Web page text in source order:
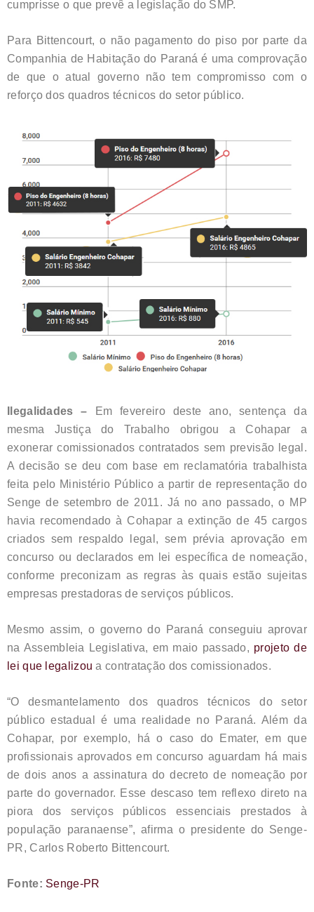
cumprisse o que prevê a legislação do SMP.
Para Bittencourt, o não pagamento do piso por parte da
Companhia de Habitação do Paraná é uma comprovação
de que o atual governo não tem compromisso com o
reforço dos quadros técnicos do setor público.
Ilegalidades – Em fevereiro deste ano, sentença da
mesma Justiça do Trabalho obrigou a Cohapar a
exonerar comissionados contratados sem previsão legal.
A decisão se deu com base em reclamatória trabalhista
feita pelo Ministério Público a partir de representação do
Senge de setembro de 2011. Já no ano passado, o MP
havia recomendado à Cohapar a extinção de 45 cargos
criados sem respaldo legal, sem prévia aprovação em
concurso ou declarados em lei específica de nomeação,
conforme preconizam as regras às quais estão sujeitas
empresas prestadoras de serviços públicos.
Mesmo assim, o governo do Paraná conseguiu aprovar
na Assembleia Legislativa, em maio passado, projeto de
lei que legalizou a contratação dos comissionados.
“O desmantelamento dos quadros técnicos do setor
público estadual é uma realidade no Paraná. Além da
Cohapar, por exemplo, há o caso do Emater, em que
profissionais aprovados em concurso aguardam há mais
de dois anos a assinatura do decreto de nomeação por
parte do governador. Esse descaso tem reflexo direto na
piora dos serviços públicos essenciais prestados à
população paranaense”, afirma o presidente do Senge-
PR, Carlos Roberto Bittencourt.
Fonte: Senge-PR